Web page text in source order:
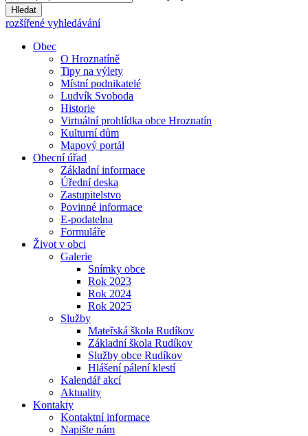
Hledat
rozšířené vyhledávání
Obec
O Hroznatíně
Tipy na výlety
Místní podnikatelé
Ludvík Svoboda
Historie
Virtuální prohlídka obce Hroznatín
Kulturní dům
Mapový portál
Obecní úřad
Základní informace
Úřední deska
Zastupitelstvo
Povinné informace
E-podatelna
Formuláře
Život v obci
Galerie
Snímky obce
Rok 2023
Rok 2024
Rok 2025
Služby
Mateřská škola Rudíkov
Základní škola Rudíkov
Služby obce Rudíkov
Hlášení pálení klestí
Kalendář akcí
Aktuality
Kontakty
Kontaktní informace
Napište nám